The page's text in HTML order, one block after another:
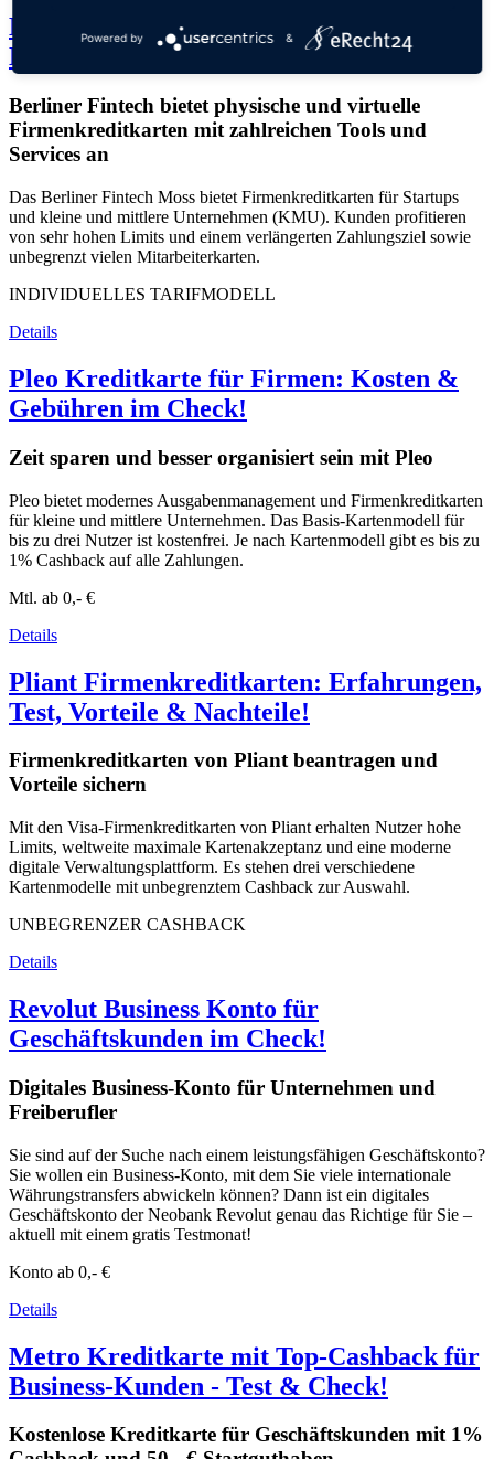
Moss Kreditkarten von Mastercard:
Erfahrungen, Bewertung, Test & Check!
Berliner Fintech bietet physische und virtuelle
Firmenkreditkarten mit zahlreichen Tools und
Services an
Das Berliner Fintech Moss bietet Firmenkreditkarten für Startups
und kleine und mittlere Unternehmen (KMU). Kunden profitieren
von sehr hohen Limits und einem verlängerten Zahlungsziel sowie
unbegrenzt vielen Mitarbeiterkarten.
INDIVIDUELLES TARIFMODELL
Details
Pleo Kreditkarte für Firmen: Kosten &
Gebühren im Check!
Zeit sparen und besser organisiert sein mit Pleo
Pleo bietet modernes Ausgabenmanagement und Firmenkreditkarten
für kleine und mittlere Unternehmen. Das Basis-Kartenmodell für
bis zu drei Nutzer ist kostenfrei. Je nach Kartenmodell gibt es bis zu
1% Cashback auf alle Zahlungen.
Mtl. ab 0,- €
Details
Pliant Firmenkreditkarten: Erfahrungen,
Test, Vorteile & Nachteile!
Firmenkreditkarten von Pliant beantragen und
Vorteile sichern
Mit den Visa-Firmenkreditkarten von Pliant erhalten Nutzer hohe
Limits, weltweite maximale Kartenakzeptanz und eine moderne
digitale Verwaltungsplattform. Es stehen drei verschiedene
Kartenmodelle mit unbegrenztem Cashback zur Auswahl.
UNBEGRENZER CASHBACK
Details
Revolut Business Konto für
Geschäftskunden im Check!
Digitales Business-Konto für Unternehmen und
Freiberufler
Sie sind auf der Suche nach einem leistungsfähigen Geschäftskonto?
Sie wollen ein Business-Konto, mit dem Sie viele internationale
Währungstransfers abwickeln können? Dann ist ein digitales
Geschäftskonto der Neobank Revolut genau das Richtige für Sie –
aktuell mit einem gratis Testmonat!
Konto ab 0,- €
Details
Metro Kreditkarte mit Top-Cashback für
Business-Kunden - Test & Check!
Kostenlose Kreditkarte für Geschäftskunden mit 1%
Powered by &